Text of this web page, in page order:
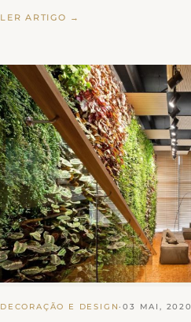
LER ARTIGO →
DECORAÇÃO E DESIGN·03 MAI, 2020